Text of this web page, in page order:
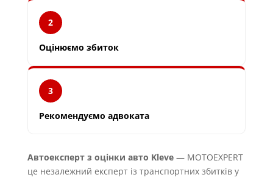
2
Оцінюємо збиток
3
Рекомендуємо адвоката
Автоексперт з оцінки авто Kleve— MOTOEXPERT
це незалежний експерт із транспортних збитків у